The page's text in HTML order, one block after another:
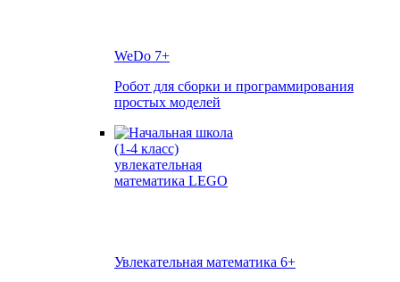
WeDo 7+
Робот для сборки и программирования
простых моделей
Увлекательная математика 6+